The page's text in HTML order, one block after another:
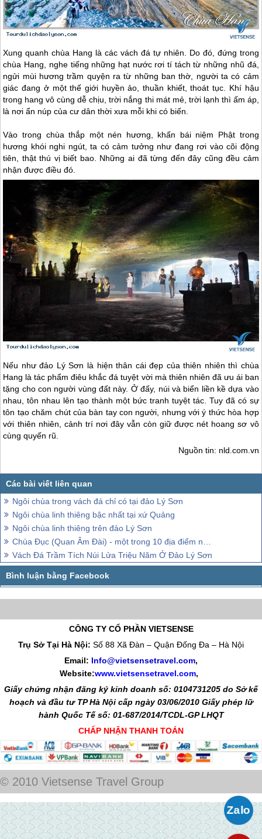
Xung quanh chùa Hang là các vách đá tự nhiên. Do đó, đứng trong
chùa Hang, nghe tiếng những hạt nước rơi tí tách từ những nhũ đá,
ngửi mùi hương trầm quyện ra từ những ban thờ, người ta có cảm
giác đang ở một thế giới huyền ảo, thuần khiết, thoát tục. Khí hậu
trong hang vô cùng dễ chịu, trời nắng thi mát mẻ, trời lạnh thì ấm áp,
là nơi ẩn núp của cư dân thời xưa mỗi khi có biến.
Vào trong chùa thắp một nén hương, khấn bái niệm Phật trong
hương khói nghi ngút, ta có cảm tưởng như đang rơi vào cõi động
tiên, thật thú vị biết bao. Những ai đã từng đến đây cũng đều cảm
nhận được điều đó.
Nếu nhưđảo Lý Sơn là hiện thân cái đẹp của thiên nhiên thì chùa
Hang là tác phẩm điêu khắc đá tuyệt vời mà thiên nhiên đã ưu ái ban
tặng cho con người vùng đất này. Ở đấy, núi và biển liền kề dựa vào
nhau, tôn nhau lên tạo thành một bức tranh tuyệt tác. Tuy đã có sự
tôn tạo chăm chút của bàn tay con người, nhưng với ý thức hòa hợp
với thiên nhiên, cảnh trí nơi đây vẫn còn giữ được nét hoang sơ vô
cùng quyến rũ.
Nguồn tin: nld.com.vn
Ngôi chùa trong vách đá chỉ có tại đảo Lý Sơn
Ngôi chùa linh thiêng bậc nhất tại xứ Quảng
Ngôi chùa linh thiêng trên đảo Lý Sơn
Chùa Đục (Quan Âm Đài) - một trong 10 địa điểm nhất định phải ghé thăm khi đến Lý Sơn
Vách Đá Trầm Tích Núi Lửa Triệu Năm Ở Đảo Lý Sơn
CÔNG TY CỔ PHẦN VIETSENSE
Trụ Sở Tại Hà Nội: Số 88 Xã Đàn – Quận Đống Đa – Hà Nội
Email: Info@vietsensetravel.com,
Website:www.vietsensetravel.com,
Giấy chứng nhận đăng ký kinh doanh số: 0104731205 do Sở kế
hoạch và đầu tư TP Hà Nội cấp ngày 03/06/2010 Giấy phép lữ
hành Quốc Tế số: 01-687/2014/TCDL-GP LHQT
CHẤP NHẬN THANH TOÁN
© 2010 Vietsense Travel Group